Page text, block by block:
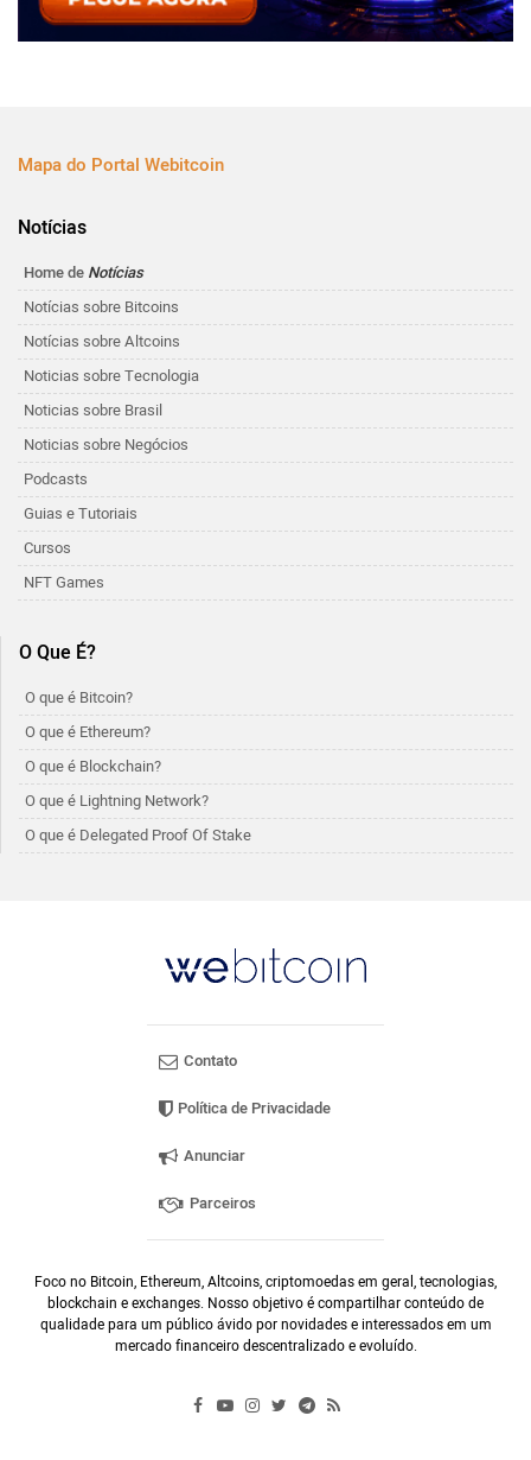
Mapa do Portal Webitcoin
Notícias
Home de Notícias
Notícias sobre Bitcoins
Notícias sobre Altcoins
Noticias sobre Tecnologia
Noticias sobre Brasil
Noticias sobre Negócios
Podcasts
Guias e Tutoriais
Cursos
NFT Games
O Que É?
O que é Bitcoin?
O que é Ethereum?
O que é Blockchain?
O que é Lightning Network?
O que é Delegated Proof Of Stake
Contato
Política de Privacidade
Anunciar
Parceiros
Foco no Bitcoin, Ethereum, Altcoins, criptomoedas em geral, tecnologias,
blockchain e exchanges. Nosso objetivo é compartilhar conteúdo de
qualidade para um público ávido por novidades e interessados em um
mercado financeiro descentralizado e evoluído.